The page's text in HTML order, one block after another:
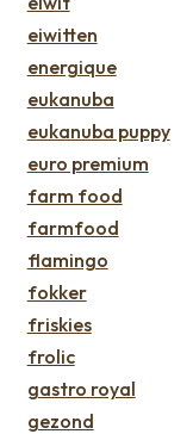
eiwitten
energique
eukanuba
eukanuba puppy
euro premium
farm food
farmfood
flamingo
fokker
friskies
frolic
gastro royal
gezond